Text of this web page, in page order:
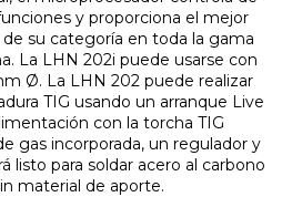
y proporciona el mejor
su categoría en toda la gama
La LHN 202i puede usarse con
Ø. La LHN 202 puede realizar
TIG usando un arranque Live
con la torcha TIG
gas incorporada, un regulador y
listo para soldar acero al carbono
material de aporte.